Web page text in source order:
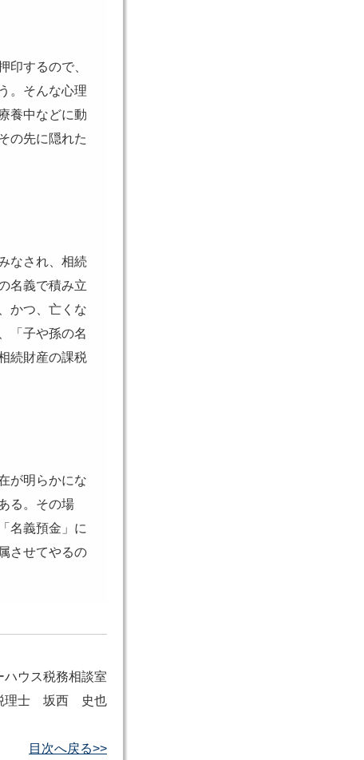
印するので、
。そんな心理
養中などに動
の先に隠れた
なされ、相続
名義で積み立
かつ、亡くな
「子や孫の名
続財産の課税
が明らかにな
る。その場
名義預金」に
させてやるの
ハウス税務相談室
理士 坂西 史也
目次へ戻る>>